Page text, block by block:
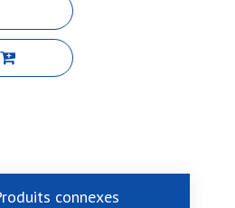
connexes